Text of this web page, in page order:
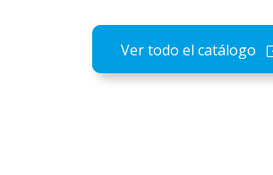
Ver todo el catálogo